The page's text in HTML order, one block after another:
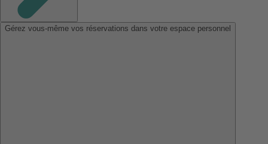
Gérez vous-même vos réservations dans votre espace personnel